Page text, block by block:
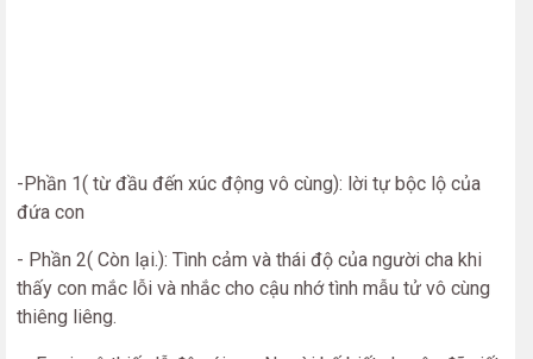
-Phần 1( từ đầu đến xúc động vô cùng): lời tự bộc lộ của
đứa con
- Phần 2( Còn lại.): Tình cảm và thái độ của người cha khi
thấy con mắc lỗi và nhắc cho cậu nhớ tình mẫu tử vô cùng
thiêng liêng.